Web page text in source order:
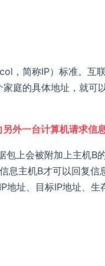
，简称IP）标准。互
庭的具体地址，就可
外一台计算机请求信息
上会被附加上主机B
息主机B才可以回复
地址、目标IP地址、生